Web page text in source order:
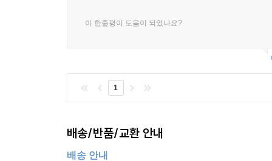
이 한줄평이 도움이 되었나요?
1
배송/반품/교환 안내
배송 안내